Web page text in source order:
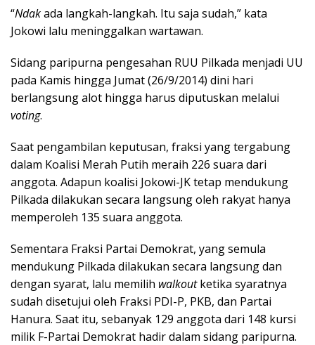
“Ndakada langkah-langkah. Itu saja sudah,” kata
Jokowi lalu meninggalkan wartawan.
Sidang paripurna pengesahan RUU Pilkada menjadi UU
pada Kamis hingga Jumat (26/9/2014) dini hari
berlangsung alot hingga harus diputuskan melalui
voting.
Saat pengambilan keputusan, fraksi yang tergabung
dalam Koalisi Merah Putih meraih 226 suara dari
anggota. Adapun koalisi Jokowi-JK tetap mendukung
Pilkada dilakukan secara langsung oleh rakyat hanya
memperoleh 135 suara anggota.
Sementara Fraksi Partai Demokrat, yang semula
mendukung Pilkada dilakukan secara langsung dan
dengan syarat, lalu memilih walkoutketika syaratnya
sudah disetujui oleh Fraksi PDI-P, PKB, dan Partai
Hanura. Saat itu, sebanyak 129 anggota dari 148 kursi
milik F-Partai Demokrat hadir dalam sidang paripurna.